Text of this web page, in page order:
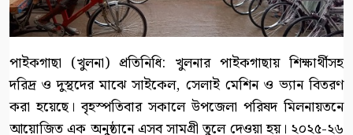
পাইকগাছা (খুলনা) প্রতিনিধি: খুলনার পাইকগাছায় শিক্ষার্থীসহ
দরিদ্র ও দুস্থদের মাঝে সাইকেল, সেলাই মেশিন ও ভ্যান বিতরণ
করা হয়েছে। বৃহস্পতিবার সকালে উপজেলা পরিষদ মিলনায়তনে
আয়োজিত এক অনুষ্ঠানে এসব সামগ্রী তুলে দেওয়া হয়। ২০২৫-২৬